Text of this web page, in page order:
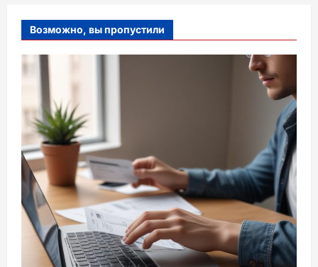
Возможно, вы пропустили